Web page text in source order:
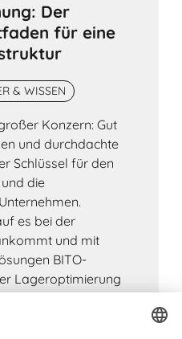
Der
für eine
& WISSEN
Konzern: Gut
und durchdachte
Schlüssel für den
die
es bei der
und mit
BITO-
Lageroptimierung